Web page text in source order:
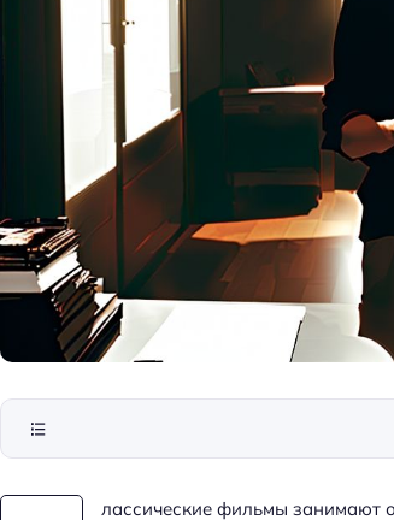
лассические фильмы занимают